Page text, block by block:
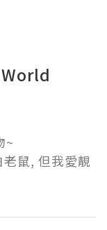
~
鼠, 但我愛靚